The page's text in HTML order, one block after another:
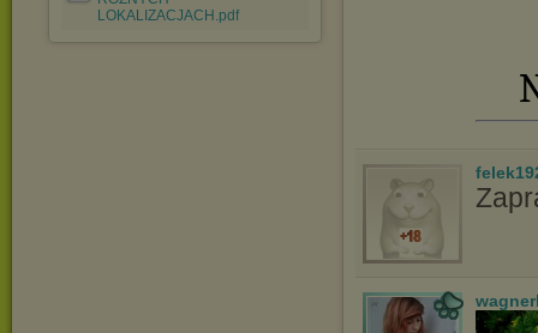
LOKALIZACJACH.pdf